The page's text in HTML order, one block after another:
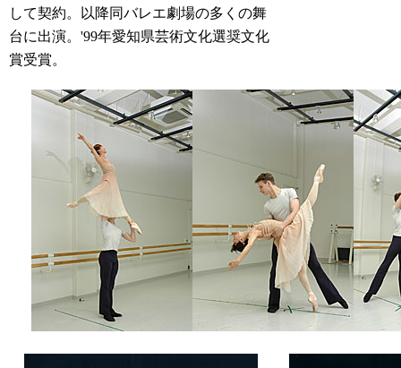
して契約。以降同バレエ劇場の多くの舞
台に出演。'99年愛知県芸術文化選奨文化
賞受賞。